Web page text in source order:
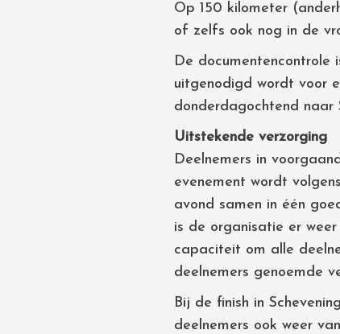
Op 150 kilometer
of zelfs ook nog in de
De documentencontrole
uitgenodigd wordt voor
donderdagochtend naar
Uitstekende verzorging
Deelnemers in
evenement wordt
avond samen in één
is de organisatie er
capaciteit om alle
deelnemers genoemde
Bij de finish in
deelnemers ook weer